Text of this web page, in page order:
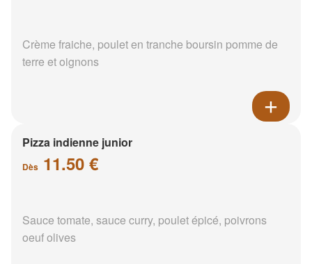
Crème fraiche, poulet en tranche boursin pomme de
terre et oignons
Pizza indienne junior
Dès 11.50 €
Sauce tomate, sauce curry, poulet épicé, poivrons
oeuf olives